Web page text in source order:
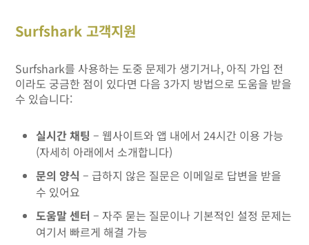
Surfshark 고객지원
Surfshark를 사용하는 도중 문제가 생기거나, 아직 가입 전
이라도 궁금한 점이 있다면 다음 3가지 방법으로 도움을 받을
수 있습니다:
실시간 채팅 – 웹사이트와 앱 내에서 24시간 이용 가능
(자세히 아래에서 소개합니다)
문의 양식 – 급하지 않은 질문은 이메일로 답변을 받을
수 있어요
도움말 센터 – 자주 묻는 질문이나 기본적인 설정 문제는
여기서 빠르게 해결 가능